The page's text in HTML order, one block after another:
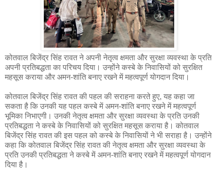
कोतवाल बिजेंद्र सिंह रावत ने अपनी नेतृत्व क्षमता और सुरक्षा व्यवस्था के प्रति
अपनी प्रतिबद्धता का परिचय दिया। उन्होंने कस्बे के निवासियों को सुरक्षित
महसूस कराया और अमन-शांति बनाए रखने में महत्वपूर्ण योगदान दिया।
कोतवाल बिजेंद्र सिंह रावत की पहल की सराहना करते हुए, यह कहा जा
सकता है कि उनकी यह पहल कस्बे में अमन-शांति बनाए रखने में महत्वपूर्ण
भूमिका निभाएगी। उनकी नेतृत्व क्षमता और सुरक्षा व्यवस्था के प्रति उनकी
प्रतिबद्धता ने कस्बे के निवासियों को सुरक्षित महसूस कराया है। कोतवाल
बिजेंद्र सिंह रावत की इस पहल को कस्बे के निवासियों ने भी सराहा है। उन्होंने
कहा कि कोतवाल बिजेंद्र सिंह रावत की नेतृत्व क्षमता और सुरक्षा व्यवस्था के
प्रति उनकी प्रतिबद्धता ने कस्बे में अमन-शांति बनाए रखने में महत्वपूर्ण योगदान
दिया है।